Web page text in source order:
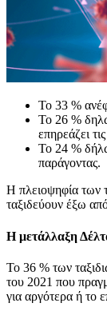
Το 33 %
Το 26 %
επηρεάζει
Το 24 %
παράγοντας.
Η πλειοψηφία των
ταξιδεύουν έξω από
Η μετάλλαξη
Το 36 % των
του 2021 που
για αργότερα ή το